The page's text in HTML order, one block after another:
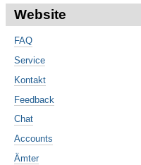
Website
FAQ
Service
Kontakt
Feedback
Chat
Accounts
Ämter